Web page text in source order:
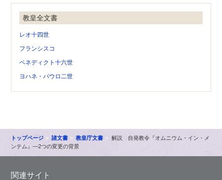
教皇全文書
レオ十四世
フランシスコ
ベネディクト十六世
ヨハネ・パウロ二世
トップページ 諸文書 教皇庁文書
解説 自発教令『オムニウム・イン・メ
ンテム』―2つの変更の背景
関連サイト